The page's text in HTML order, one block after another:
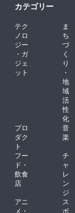
カテゴリー
テク
ノロ
ジー
・ガ
ジェ
ット
ま
ち
づ
く
り
・
地
域
活
性
化
プロ
ダク
ト
音
楽
フー
ド・
飲食
店
チ
ャ
レ
ン
ジ
アニ
メ・
ス
ポ